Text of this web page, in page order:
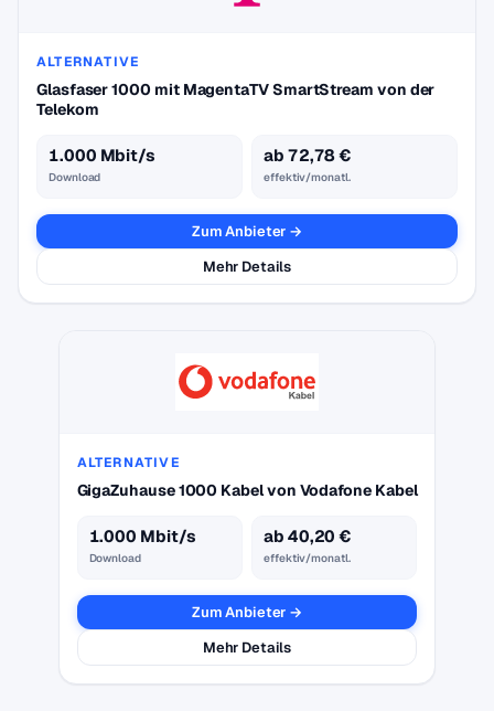
ALTERNATIVE
Glasfaser 1000 mit MagentaTV SmartStream von der
Telekom
1.000 Mbit/s
Download
ab 72,78 €
effektiv/monatl.
Zum Anbieter →
Mehr Details
ALTERNATIVE
GigaZuhause 1000 Kabel von Vodafone Kabel
1.000 Mbit/s
Download
ab 40,20 €
effektiv/monatl.
Zum Anbieter →
Mehr Details